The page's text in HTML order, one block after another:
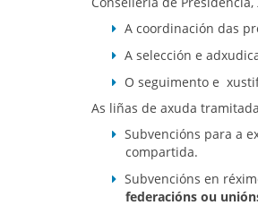
A coordinación das
A selección e
O seguimento e
As liñas de axuda
Subvencións para a
compartida.
Subvencións en
federacións ou